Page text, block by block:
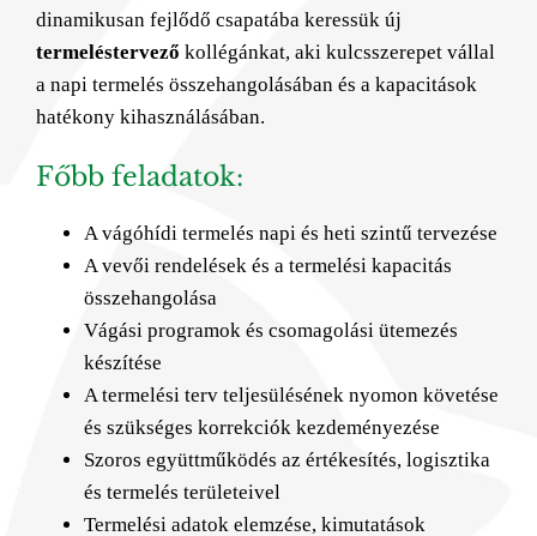
dinamikusan fejlődő csapatába keressük új
termeléstervező kollégánkat, aki kulcsszerepet vállal
a napi termelés összehangolásában és a kapacitások
hatékony kihasználásában.
Főbb feladatok:
A vágóhídi termelés napi és heti szintű tervezése
A vevői rendelések és a termelési kapacitás
összehangolása
Vágási programok és csomagolási ütemezés
készítése
A termelési terv teljesülésének nyomon követése
és szükséges korrekciók kezdeményezése
Szoros együttműködés az értékesítés, logisztika
és termelés területeivel
Termelési adatok elemzése, kimutatások